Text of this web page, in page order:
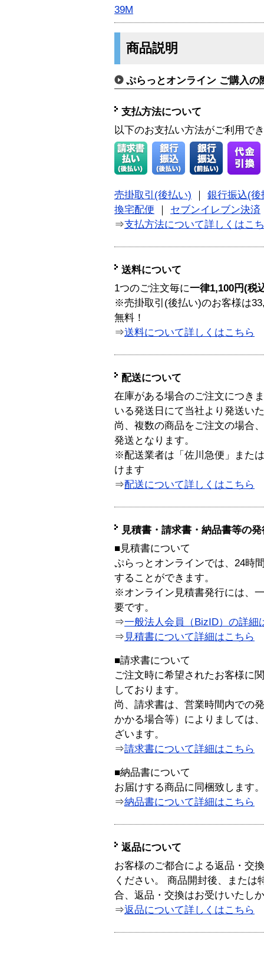
39M
商品説明
ぷらっとオンライン ご購入の
支払方法について
以下のお支払い方法がご利用で
売掛取引(後払い)
銀行振込(後
換宅配便
セブンイレブン決済
⇒支払方法について詳しくはこ
送料について
1つのご注文毎に一律1,100円(税
※売掛取引(後払い)のお客様は
無料！
⇒送料について詳しくはこちら
配送について
在庫がある場合のご注文につき
いる発送日にて当社より発送い
尚、複数の商品をご注文の場合
発送となります。
※配送業者は「佐川急便」また
けます
⇒配送について詳しくはこちら
見積書・請求書・納品書等の
■見積書について
ぷらっとオンラインでは、24時
することができます。
※オンライン見積書発行には、
要です。
⇒一般法人会員（BizID）の詳細
⇒ 見積書について詳細はこちら
■請求書について
ご注文時に希望されたお客様に
しております。
尚、請求書は、営業時間内での
かかる場合等）によりましては
ざいます。
⇒請求書について詳細はこちら
■納品書について
お届けする商品に同梱致します。
⇒納品書について詳細はこちら
返品について
お客様のご都合による返品・交
ください。 商品開封後、または
合、返品・交換はお受けいたし
⇒返品について詳しくはこちら